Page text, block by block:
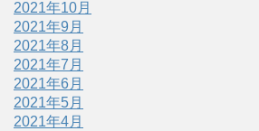
2021年10月
2021年9月
2021年8月
2021年7月
2021年6月
2021年5月
2021年4月